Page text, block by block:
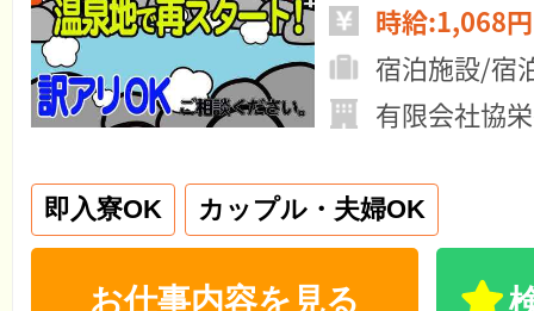
時給:1,068
宿泊施設/宿
有限会社協
即入寮OK カップル・夫婦OK
お仕事内容を見る